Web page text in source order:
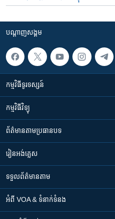
បណ្តាញ​សង្គម
កម្មវិធី​ទូរទស្សន៍
កម្មវិធី​វិទ្យុ
ព័ត៌មាន​តាមប្រធានបទ​
រៀន​​អង់គ្លេស
ទទួល​ព័ត៌មាន​តាម
អំពី​ VOA & ទំនាក់ទំនង